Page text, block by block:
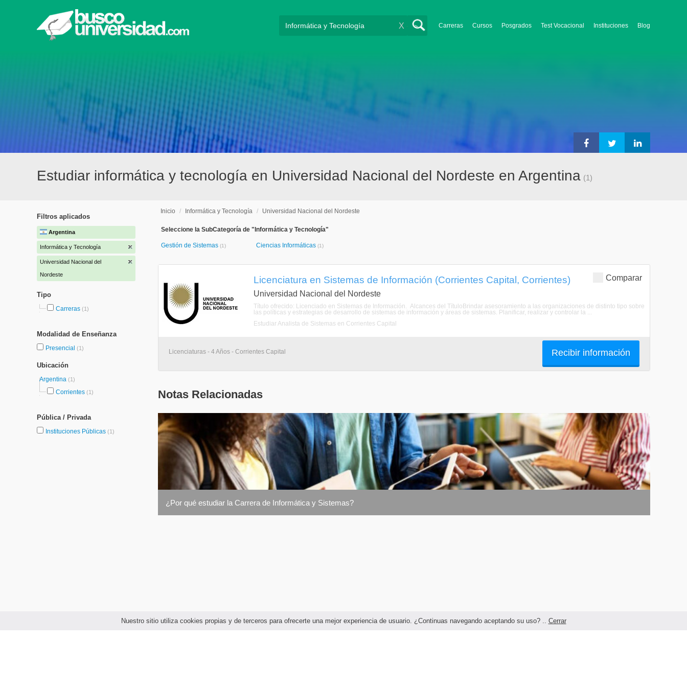
Nuestro sitio utiliza cookies propias y de terceros para ofrecerte una mejor experiencia de usuario. ¿Continuas navegando aceptando su uso? .. Cerrar
Carreras Cursos Posgrados Test Vocacional Instituciones Blog
X
Estudiar informática y tecnología en Universidad Nacional del Nordeste en Argentina (1)
Filtros aplicados
Argentina
Informática y Tecnología
Universidad Nacional del
Nordeste
Tipo
Carreras (1)
Modalidad de Enseñanza
Presencial (1)
Ubicación
Argentina (1)
Corrientes (1)
Pública / Privada
Instituciones Públicas (1)
Inicio / Informática y Tecnología / Universidad Nacional del Nordeste
Seleccione la SubCategoría de "Informática y Tecnología"
Gestión de Sistemas (1) Ciencias Informáticas (1)
Comparar
Licenciatura en Sistemas de Información (Corrientes Capital, Corrientes)
Universidad Nacional del Nordeste
Título ofrecido: Licenciado en Sistemas de Información. Alcances del TítuloBrindar asesoramiento a las organizaciones de distinto tipo sobre
las políticas y estrategias de desarrollo de sistemas de información y áreas de sistemas. Planificar, realizar y controlar la ...
Estudiar Analista de Sistemas en Corrientes Capital
Licenciaturas - 4 Años - Corrientes Capital Recibir información
Notas Relacionadas
¿Por qué estudiar la Carrera de Informática y Sistemas?